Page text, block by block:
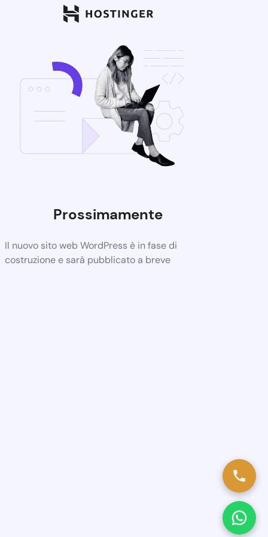
Prossimamente
Il nuovo sito web WordPress è in fase di
costruzione e sarà pubblicato a breve